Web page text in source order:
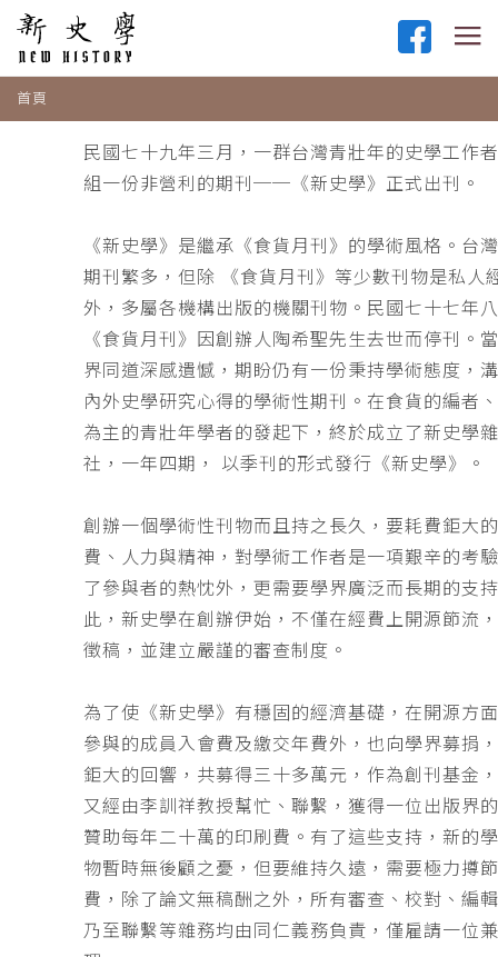
首頁
民國七十九年三月，一群台灣青壯年的史學工作
組一份非營利的期刊──《新史學》正式出刊。
《新史學》是繼承《食貨月刊》的學術風格。台
期刊繁多，但除 《食貨月刊》等少數刊物是私人
外，多屬各機構出版的機關刊物。民國七十七年
《食貨月刊》因創辦人陶希聖先生去世而停刊。
界同道深感遺憾，期盼仍有一份秉持學術態度，
內外史學研究心得的學術性期刊。在食貨的編者
為主的青壯年學者的發起下，終於成立了新史學
社，一年四期， 以季刊的形式發行《新史學》。
創辦一個學術性刊物而且持之長久，要耗費鉅大
費、人力與精神，對學術工作者是一項艱辛的考
了參與者的熱忱外，更需要學界廣泛而長期的支
此，新史學在創辦伊始，不僅在經費上開源節流
徵稿，並建立嚴謹的審查制度。
為了使《新史學》有穩固的經濟基礎，在開源方
參與的成員入會費及繳交年費外，也向學界募捐
鉅大的回響，共募得三十多萬元，作為創刊基金
又經由李訓祥教授幫忙、聯繫，獲得一位出版界
贊助每年二十萬的印刷費。有了這些支持，新的
物暫時無後顧之憂，但要維持久遠，需要極力撙
費，除了論文無稿酬之外，所有審查、校對、編
乃至聯繫等雜務均由同仁義務負責，僅雇請一位